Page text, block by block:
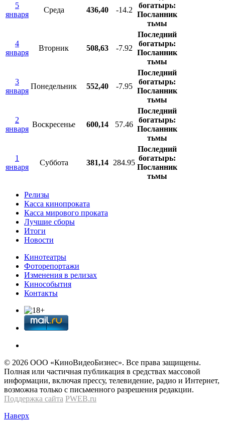
5
января
Среда 436,40 -14.2
богатырь:
Посланник
тьмы
4
января
Вторник 508,63 -7.92
Последний
богатырь:
Посланник
тьмы
3
января
Понедельник 552,40 -7.95
Последний
богатырь:
Посланник
тьмы
2
января
Воскресенье 600,14 57.46
Последний
богатырь:
Посланник
тьмы
1
января
Суббота 381,14 284.95
Последний
богатырь:
Посланник
тьмы
Релизы
Касса кинопроката
Касса мирового проката
Лучшие сборы
Итоги
Новости
Кинотеатры
Фоторепортажи
Изменения в релизах
Кинособытия
Контакты
© 2026 OOО «КиноВидеоБизнес». Все права защищены.
Полная или частичная публикация в средствах массовой
информации, включая прессу, телевидение, радио и Интернет,
возможна только с письменного разрешения редакции.
Поддержка сайта PWEB.ru
Наверх